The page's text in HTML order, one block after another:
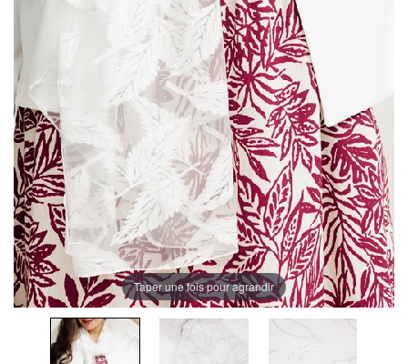
Taper une fois pour agrandir